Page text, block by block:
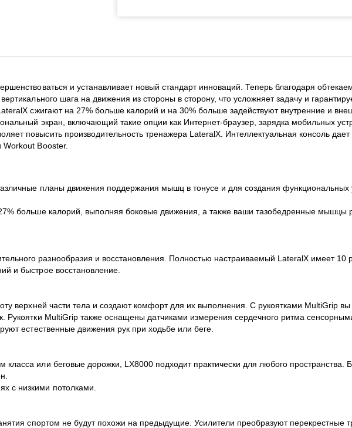
и устанавливает новый стандарт инноваций. Теперь благодаря
шага на движения из стороны в сторону, что усложняет задачу и
сжигают на 27% больше калорий и на 30% больше задействуют внутренние и
экран, включающий такие опции как Интернет-браузер, зарядка мобильных
повысить производительность тренажера LateralX. Интеллектуальная консоль
Workout Booster.
планы движения поддержания мышц в тонусе и для создания функциональных
больше калорий, выполняя боковые движения, а также ваши тазобедренные мышцы
разнообразия и восстановления. Полностью настраиваемый LateralX имеет 10
и быстрое восстановление.
верхней части тела и создают комфорт для их выполнения. С рукоятками MultiGrip
MultiGrip также оснащены датчиками измерения сердечного ритма
естественные движения рук при ходьбе или беге.
или беговые дорожки, LX8000 подходит практически для любого пространства.
с низкими потолками.
спортом не будут похожи на предыдущие. Усилители преобразуют перекрестные